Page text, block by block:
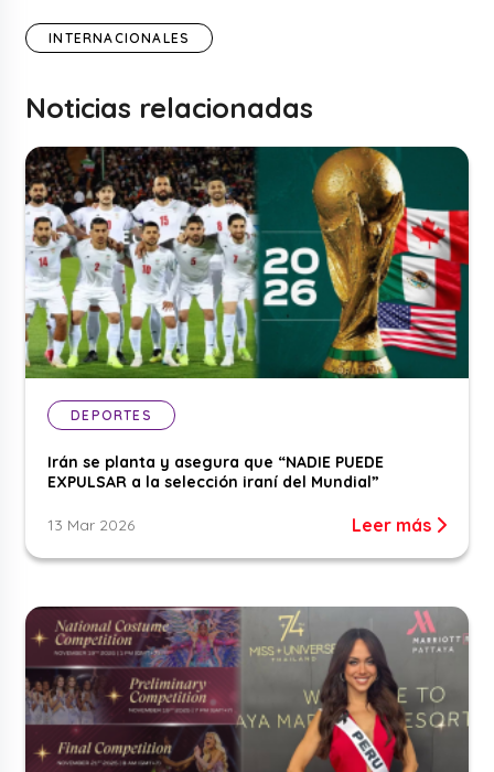
INTERNACIONALES
Noticias relacionadas
DEPORTES
Irán se planta y asegura que “NADIE PUEDE
EXPULSAR a la selección iraní del Mundial”
13 Mar 2026 Leer más